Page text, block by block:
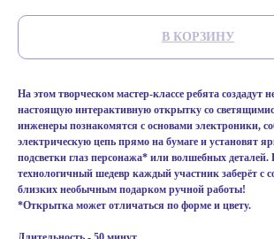
В КОРЗИНУ
На этом творческом мастер-классе ребята создадут
настоящую интерактивную открытку со
инженеры познакомятся с основами электроники,
электрическую цепь прямо на бумаге и установят
подсветки глаз персонажа* или волшебных деталей.
технологичный шедевр каждый участник заберёт с
близких необычным подарком ручной работы!
*Открытка может отличаться по форме и цвету.